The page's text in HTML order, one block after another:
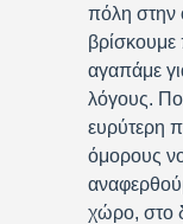
πόλη στην
βρίσκουμε
αγαπάμε
λόγους.
ευρύτερη
όμορους
χώρο, στο